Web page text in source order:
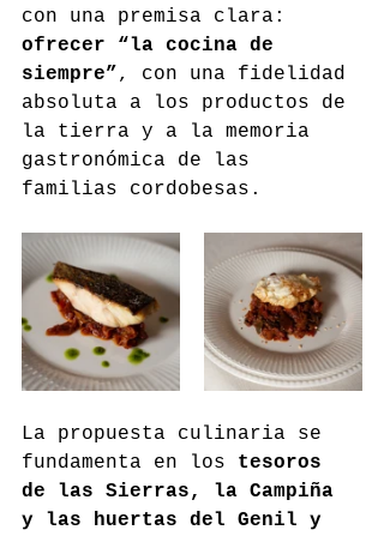
con una premisa clara:
ofrecer “la cocina de
siempre” , con una fidelidad
absoluta a los productos de
la tierra y a la memoria
gastronómica de las
familias cordobesas.
La propuesta culinaria se
fundamenta en los tesoros
de las Sierras, la Campiña
y las huertas del Genil y